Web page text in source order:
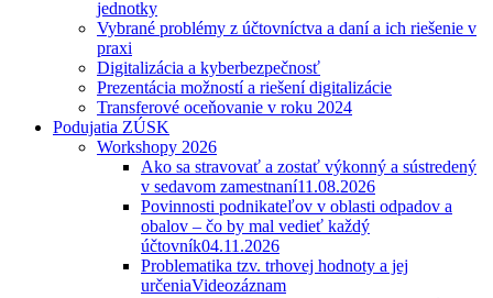
jednotky
Vybrané problémy z účtovníctva a daní a ich riešenie v
praxi
Digitalizácia a kyberbezpečnosť
Prezentácia možností a riešení digitalizácie
Transferové oceňovanie v roku 2024
Podujatia ZÚSK
Workshopy 2026
Ako sa stravovať a zostať výkonný a sústredený
v sedavom zamestnaní11.08.2026
Povinnosti podnikateľov v oblasti odpadov a
obalov – čo by mal vedieť každý
účtovník04.11.2026
Problematika tzv. trhovej hodnoty a jej
určeniaVideozáznam